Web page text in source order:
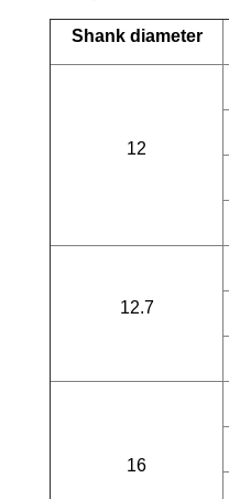
Shank diameter
12
12.7
16